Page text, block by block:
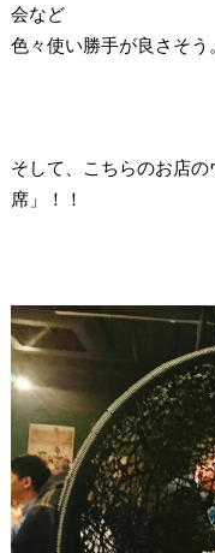
会など
色々使い勝手が良さそう。
そして、こちらのお店
席」！！